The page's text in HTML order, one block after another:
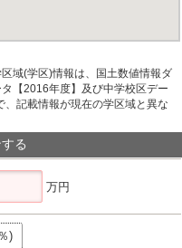
域(学区)情報は、国土数値情報ダ
【2016年度】及び中学校区デー
記載情報が現在の学区域と異な
る
万円
)